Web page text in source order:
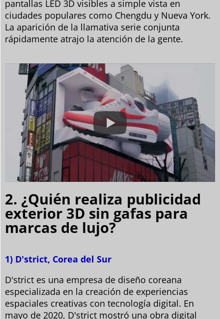
pantallas LED 3D visibles a simple vista en
ciudades populares como Chengdu y Nueva York.
La aparición de la llamativa serie conjunta
rápidamente atrajo la atención de la gente.
2. ¿Quién realiza publicidad
exterior 3D sin gafas para
marcas de lujo?
1) D'strict, Corea del Sur
D'strict es una empresa de diseño coreana
especializada en la creación de experiencias
espaciales creativas con tecnología digital. En
mayo de 2020, D'strict mostró una obra digital